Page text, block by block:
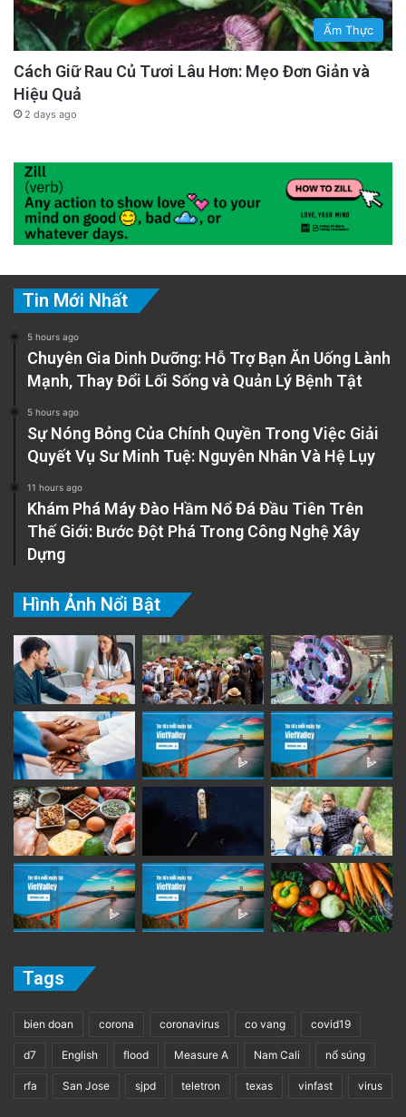
Ẩm Thực
Cách Giữ Rau Củ Tươi Lâu Hơn: Mẹo Đơn Giản và
Hiệu Quả
2 days ago
Tin Mới Nhất
5 hours ago
Chuyên Gia Dinh Dưỡng: Hỗ Trợ Bạn Ăn Uống Lành
Mạnh, Thay Đổi Lối Sống và Quản Lý Bệnh Tật
5 hours ago
Sự Nóng Bỏng Của Chính Quyền Trong Việc Giải
Quyết Vụ Sư Minh Tuệ: Nguyên Nhân Và Hệ Lụy
11 hours ago
Khám Phá Máy Đào Hầm Nổ Đá Đầu Tiên Trên
Thế Giới: Bước Đột Phá Trong Công Nghệ Xây
Dựng
Hình Ảnh Nổi Bật
Tags
bien doan corona coronavirus co vang covid19
d7 English flood Measure A Nam Cali nổ súng
rfa San Jose sjpd teletron texas vinfast virus